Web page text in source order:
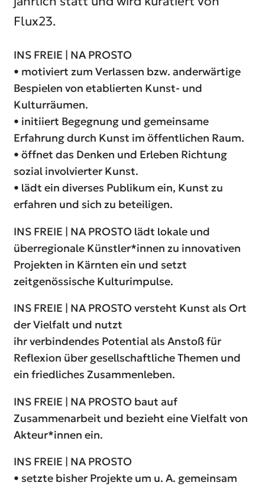
Flux23.
INS FREIE | NA PROSTO
• motiviert zum Verlassen bzw. anderwärtige
Bespielen von etablierten Kunst- und
Kulturräumen.
• initiiert Begegnung und gemeinsame
Erfahrung durch Kunst im öffentlichen Raum.
• öffnet das Denken und Erleben Richtung
sozial involvierter Kunst.
• lädt ein diverses Publikum ein, Kunst zu
erfahren und sich zu beteiligen.
INS FREIE | NA PROSTO lädt lokale und
überregionale Künstler*innen zu innovativen
Projekten in Kärnten ein und setzt
zeitgenössische Kulturimpulse.
INS FREIE | NA PROSTO versteht Kunst als Ort
der Vielfalt und nutzt
ihr verbindendes Potential als Anstoß für
Reflexion über gesellschaftliche Themen und
ein friedliches Zusammenleben.
INS FREIE | NA PROSTO baut auf
Zusammenarbeit und bezieht eine Vielfalt von
Akteur*innen ein.
INS FREIE | NA PROSTO
• setzte bisher Projekte um u. A. gemeinsam